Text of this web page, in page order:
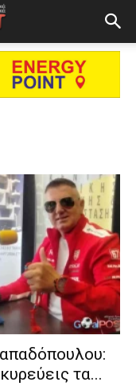
τα...